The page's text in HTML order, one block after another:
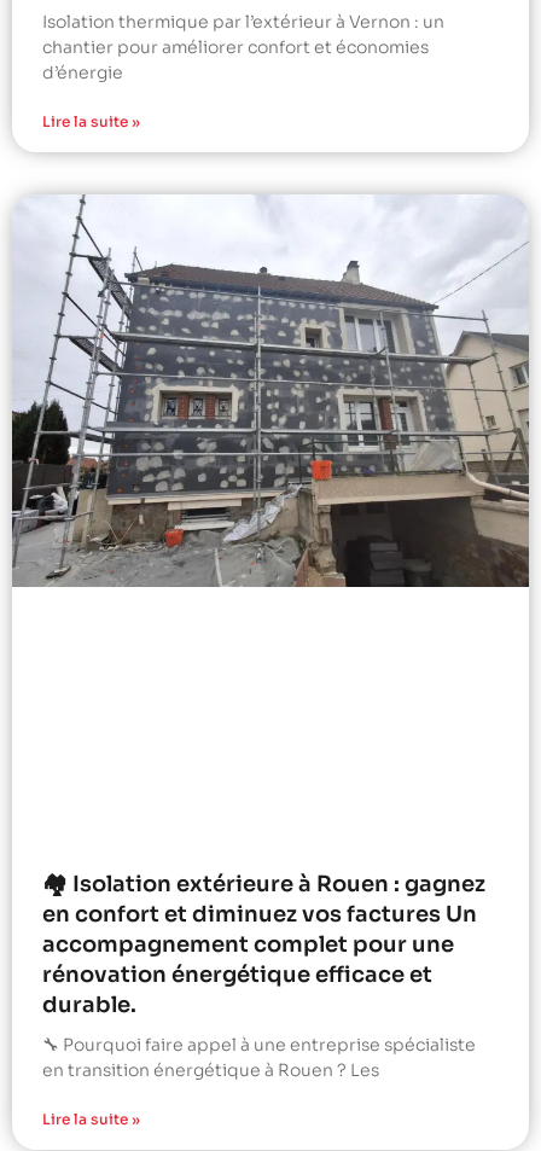
Isolation thermique par l’extérieur à Vernon : un
chantier pour améliorer confort et économies
d’énergie
Lire la suite »
🏘️ Isolation extérieure à Rouen : gagnez
en confort et diminuez vos factures Un
accompagnement complet pour une
rénovation énergétique efficace et
durable.
🔧 Pourquoi faire appel à une entreprise spécialiste
en transition énergétique à Rouen ? Les
Lire la suite »